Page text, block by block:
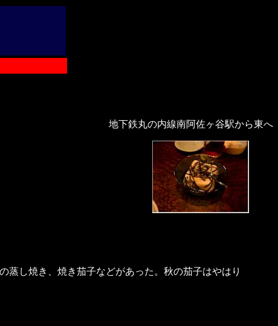
地下鉄丸の内線南阿佐ヶ谷駅から東へ
し焼き、焼き茄子などがあった。秋の茄子はやはり